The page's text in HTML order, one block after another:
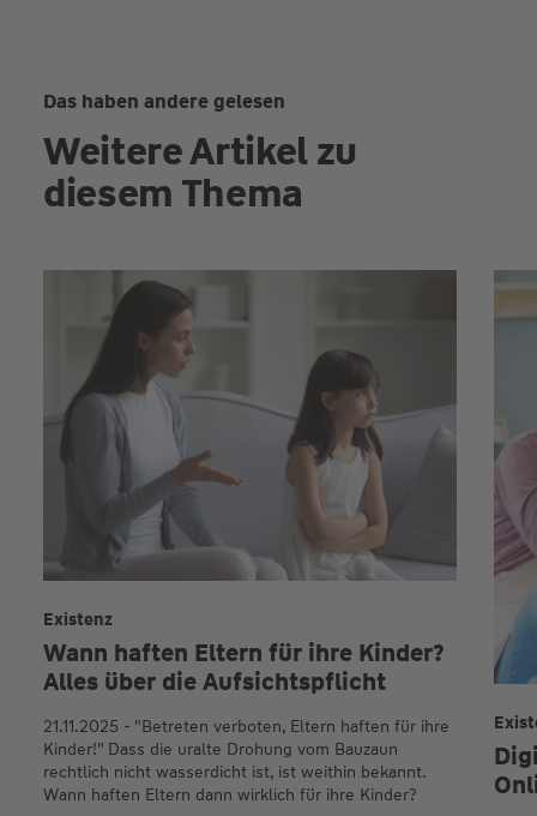
Das haben andere gelesen
Weitere Artikel zu
diesem Thema
Wann haften Eltern für ihre Kinder?
Alles über die Auf­sichts­pflicht
Existenz
21.11.2025 - "Betreten verboten, Eltern haften für ihre
Kinder!" Dass die uralte Drohung vom Bauzaun
rechtlich nicht wasserdicht ist, ist weithin bekannt.
Wann haften Eltern dann wirklich für ihre Kinder?